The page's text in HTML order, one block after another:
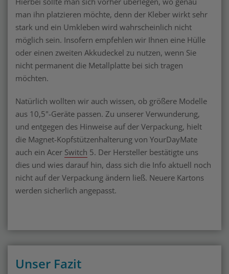
man ihn platzieren möchte, denn der Kleber wirkt sehr
stark und ein Umkleben wird wahrscheinlich nicht
möglich sein. Insofern empfehlen wir Ihnen eine Hülle
oder einen zweiten Akkudeckel zu nutzen, wenn Sie
nicht permanent die Metallplatte bei sich tragen
möchten.
Natürlich wollten wir auch wissen, ob größere Modelle
aus 10,5"-Geräte passen. Zu unserer Verwunderung,
und entgegen des Hinweise auf der Verpackung, hielt
die Magnet-Kopfstützenhalterung von YourDayMate
auch ein Acer Switch 5. Der Hersteller bestätigte uns
dies und wies darauf hin, dass sich die Info aktuell noch
nicht auf der Verpackung ändern ließ. Neuere Kartons
werden sicherlich angepasst.
Unser Fazit